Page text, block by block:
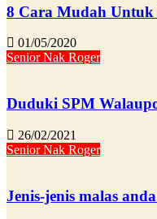
8 Cara Mudah Untuk
01/05/2020
Senior Nak Roger
Duduki SPM
26/02/2021
Senior Nak Roger
Jenis-jenis malas